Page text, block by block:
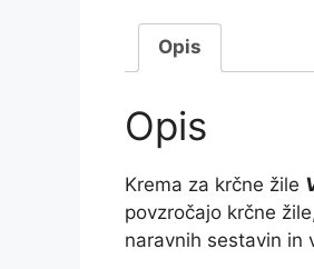
Opis
Opis
Krema za krčne žile
povzročajo krčne
naravnih sestavin in